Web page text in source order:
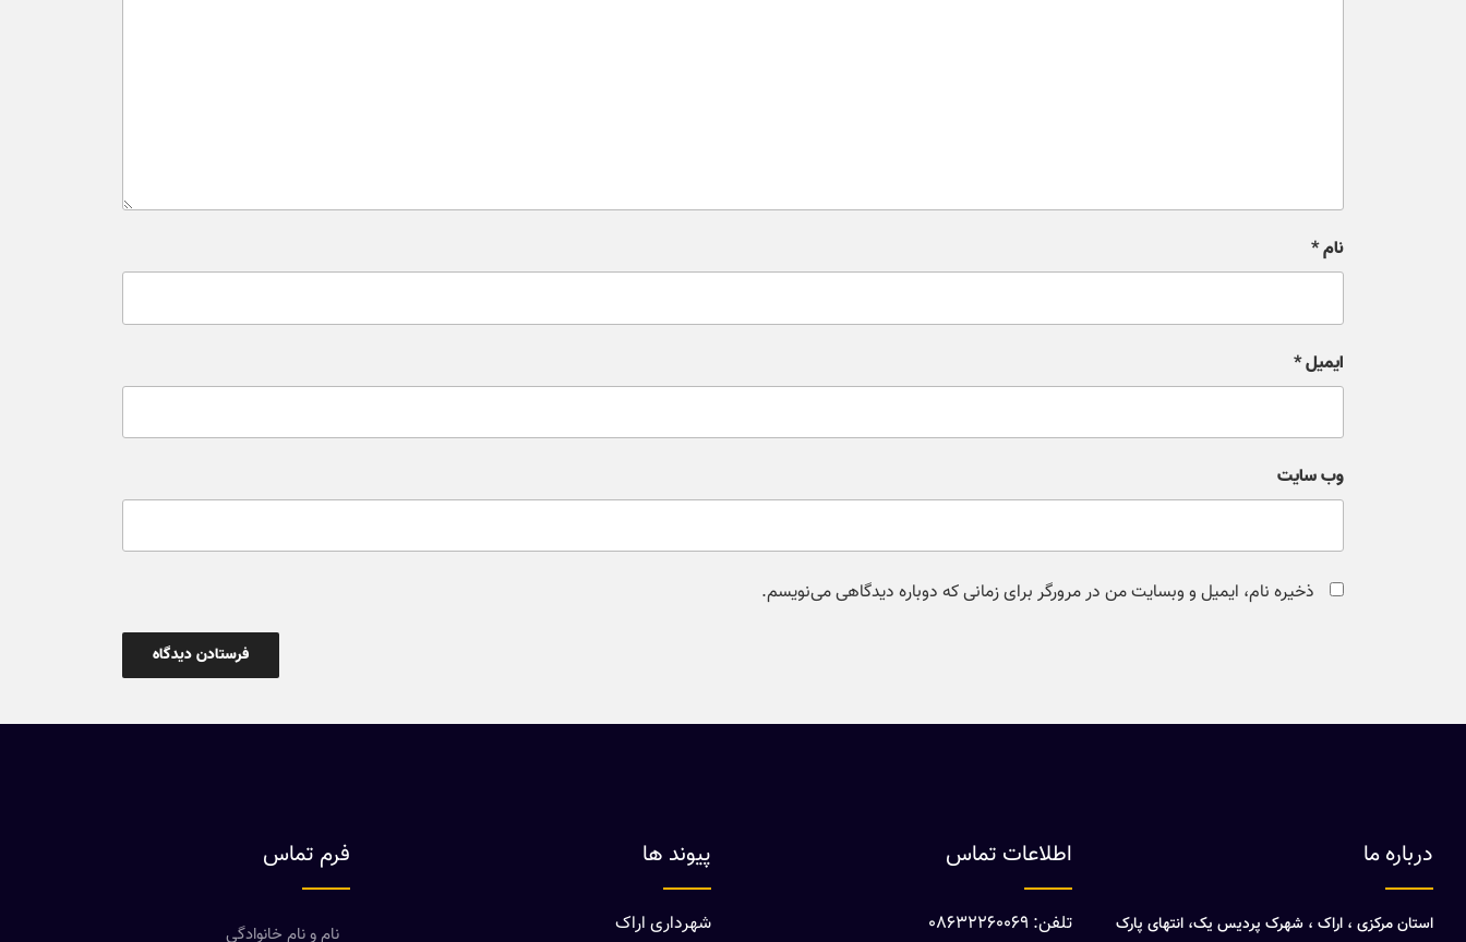
نام*
ایمیل*
وب‌ سایت
ذخیره نام، ایمیل و وبسایت من در مرورگر برای زمانی که دوباره دیدگاهی می‌نویسم.
درباره ما
استان مرکزی ، اراک ، شهرک پردیس یک، انتهای پارک
اطلاعات تماس
تلفن: 08632260069
پیوند ها
شهرداری اراک
فرم تماس